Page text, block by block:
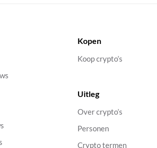
Kopen
Koop crypto’s
Uitleg
Over crypto’s
Personen
Crypto termen